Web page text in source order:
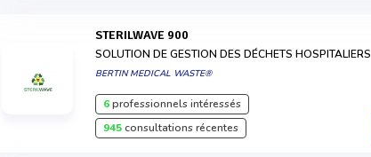
STERILWAVE 900
SOLUTION DE GESTION DES DÉCHETS HOSPITALIERS
BERTIN MEDICAL WASTE®
6professionnels intéressés
945consultations récentes